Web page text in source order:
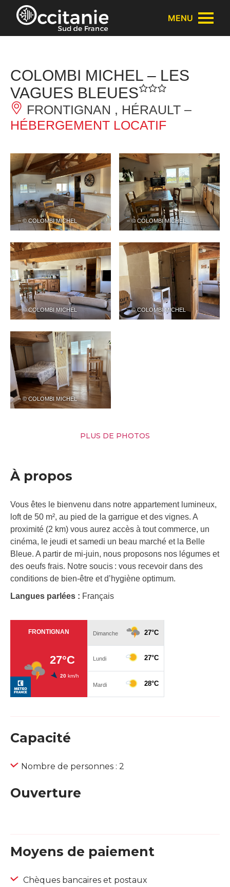
Panneau de gestion des cookies
MENU
COLOMBI MICHEL – LES
VAGUES BLEUES
FRONTIGNAN , HÉRAULT –
HÉBERGEMENT LOCATIF
– © COLOMBI MICHEL – © COLOMBI MICHEL
– © COLOMBI MICHEL – © COLOMBI MICHEL
– © COLOMBI MICHEL
PLUS DE PHOTOS
À propos
Vous êtes le bienvenu dans notre appartement lumineux,
loft de 50 m², au pied de la garrigue et des vignes. A
proximité (2 km) vous aurez accès à tout commerce, un
cinéma, le jeudi et samedi un beau marché et la Belle
Bleue. A partir de mi-juin, nous proposons nos légumes et
des oeufs frais. Notre soucis : vous recevoir dans des
conditions de bien-être et d’hygiène optimum.
Langues parlées : Français
Capacité
Nombre de personnes : 2
Ouverture
Moyens de paiement
Chèques bancaires et postaux